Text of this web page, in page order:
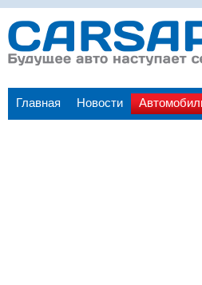
Главная Новости